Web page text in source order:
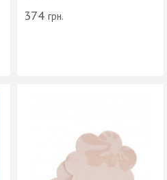
374 грн.